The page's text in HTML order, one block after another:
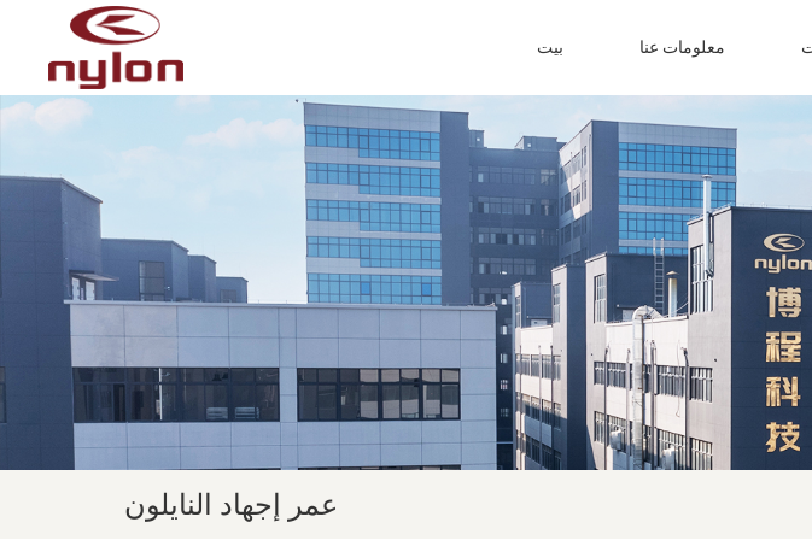
بيت معلومات عنا
عمر إجهاد النايلون